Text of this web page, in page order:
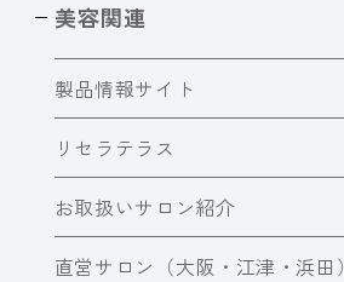
美容関連
製品情報サイト
リセラテラス
お取扱いサロン紹介
直営サロン（大阪・江津・浜田）